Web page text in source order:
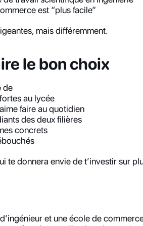
est “plus facile”
mais différemment.
le bon choix
de
au lycée
faire au quotidien
des deux filières
concrets
te donnera envie de t’investir sur
et une école de